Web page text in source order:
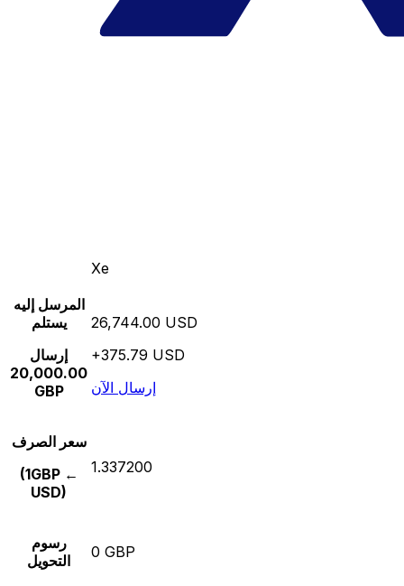
Xe
المرسل إليه
يستلم
إرسال
20,000.00
GBP
26,744.00 USD
+375.79 USD
إرسال الآن
سعر الصرف
(1GBP ←
USD)
1.337200
رسوم
التحويل
0 GBP